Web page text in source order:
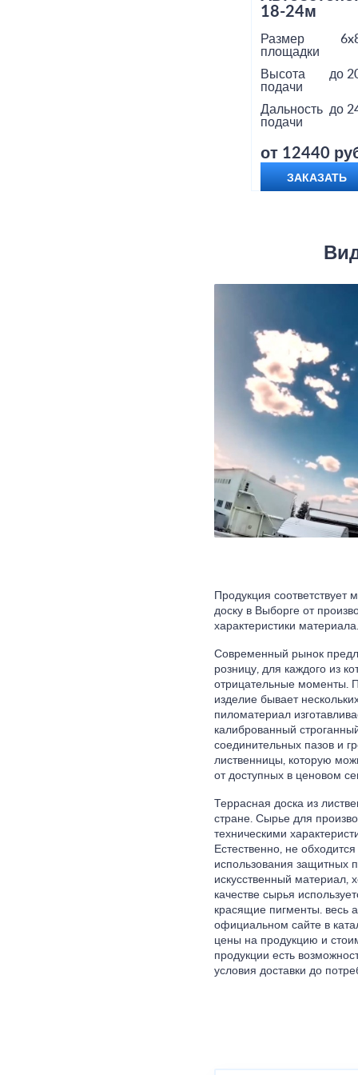
18-24м
Размер
площадки
Высота
подачи
до
Дальность
подачи
до
от 12440
ЗАКАЗАТЬ
Продукция
доску в Выборге от
характеристики материала.
Современный рынок
розницу, для каждого из
отрицательные моменты.
изделие бывает
пиломатериал
калиброванный
соединительных пазов и
лиственницы, которую
от доступных в ценовом
Террасная доска из
стране. Сырье для
техническими
Естественно, не
использования защитных
искусственный материал,
качестве сырья
красящие пигменты. весь
официальном сайте в
цены на продукцию и
продукции есть
условия доставки до